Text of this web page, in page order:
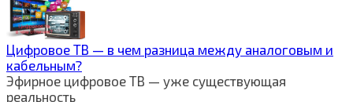
Цифровое ТВ — в чем разница между аналоговым и
кабельным?
Эфирное цифровое ТВ — уже существующая
реальность